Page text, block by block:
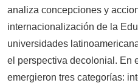
analiza concepciones y
internacionalización de la
universidades
el perspectiva decolonial. En
emergieron tres categorías: